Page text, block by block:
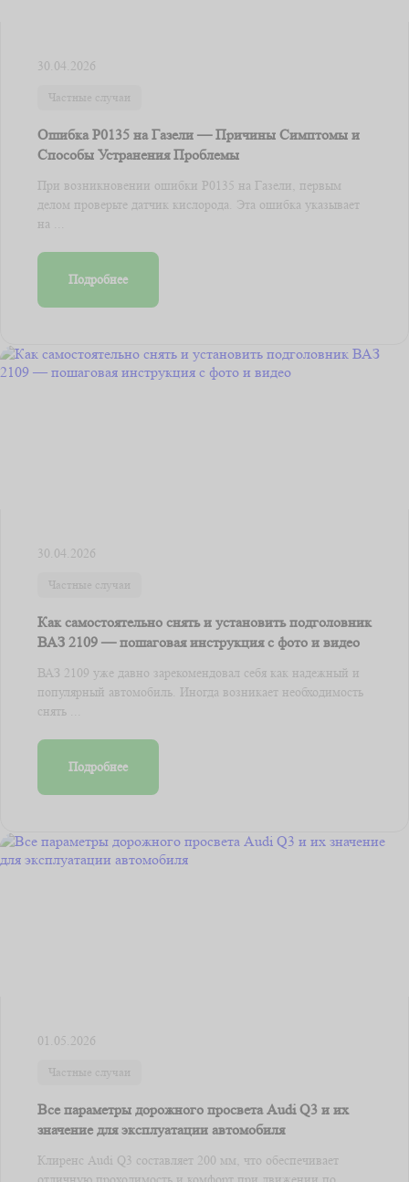
30.04.2026
Частные случаи
Ошибка Р0135 на Газели — Причины Симптомы и
Способы Устранения Проблемы
При возникновении ошибки Р0135 на Газели, первым
делом проверьте датчик кислорода. Эта ошибка указывает
на ...
Подробнее
30.04.2026
Частные случаи
Как самостоятельно снять и установить подголовник
ВАЗ 2109 — пошаговая инструкция с фото и видео
ВАЗ 2109 уже давно зарекомендовал себя как надежный и
популярный автомобиль. Иногда возникает необходимость
снять ...
Подробнее
01.05.2026
Частные случаи
Все параметры дорожного просвета Audi Q3 и их
значение для эксплуатации автомобиля
Клиренс Audi Q3 составляет 200 мм, что обеспечивает